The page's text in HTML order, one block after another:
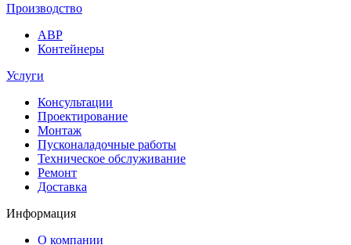
Производство
АВР
Контейнеры
Услуги
Консультации
Проектирование
Монтаж
Пусконаладочные работы
Техническое обслуживание
Ремонт
Доставка
Информация
О компании